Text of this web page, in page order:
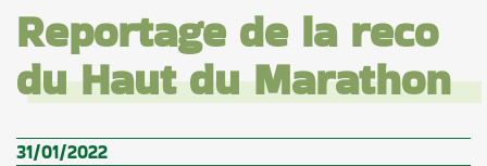
Reportage de la reco
du Haut du Marathon
31/01/2022